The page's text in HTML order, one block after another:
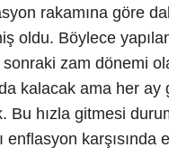
rakamına göre
oldu. Böylece
zam dönemi
kalacak ama her ay
hızla gitmesi
enflasyon